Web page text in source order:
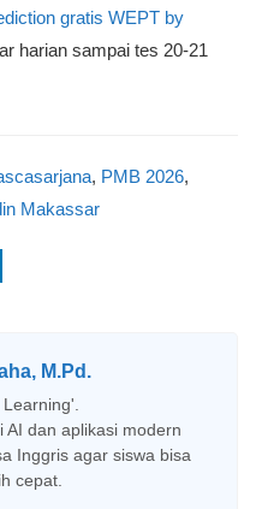
gratis WEPT by
harian sampai tes 20-21
, PMB 2026,
Makassar
M.Pd.
AI dan aplikasi modern
Inggris agar siswa bisa
cepat.